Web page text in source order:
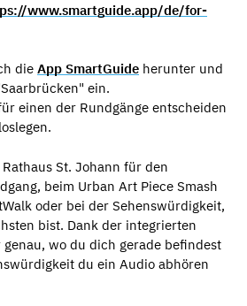
www.smartguide.app/de/for-
die App SmartGuide herunter und
ein.
einen der Rundgänge entscheiden
St. Johann für den
beim Urban Art Piece Smash
oder bei der Sehenswürdigkeit,
bist. Dank der integrierten
wo du dich gerade befindest
du ein Audio abhören